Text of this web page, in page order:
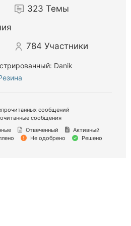
323 Темы
784 Участники
Danik
сообщений
сообщения
Отвеченный
Активный
Не одобрено
Решено